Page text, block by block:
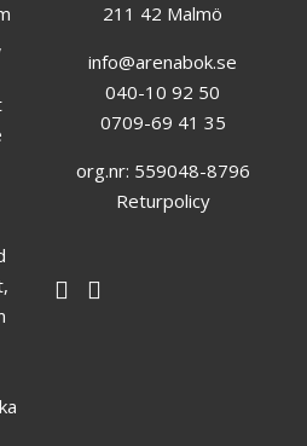
211 42 Malmö
info@arenabok.se
040-10 92 50
0709-69 41 35
org.nr: 559048-8796
Returpolicy